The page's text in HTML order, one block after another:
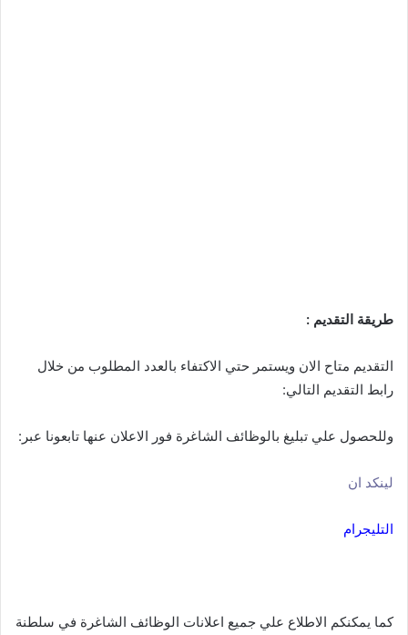
طريقة التقديم :
التقديم متاح الان ويستمر حتي الاكتفاء بالعدد المطلوب من خلال
رابط التقديم التالي:
وللحصول علي تبليغ بالوظائف الشاغرة فور الاعلان عنها تابعونا عبر:
لينكد ان
التليجرام
كما يمكنكم الاطلاع علي جميع اعلانات الوظائف الشاغرة في سلطنة